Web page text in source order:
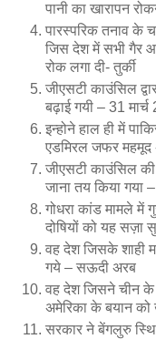
पानी का खारापन
पारस्परिक तनाव के
जिस देश में सभी गैर
रोक लगा दी- तुर्की
जीएसटी काउंसिल
बढ़ाई गयी – 31
इन्होने हाल ही में
एडमिरल जफर महमूद
जीएसटी काउंसिल
जाना तय किया गया
गोधरा कांड मामले में
दोषियों को यह सज़ा
वह देश जिसके शाही
गये – सऊदी अरब
वह देश जिसने चीन के
अमेरिका के बयान को
सरकार ने बेंगलुरु